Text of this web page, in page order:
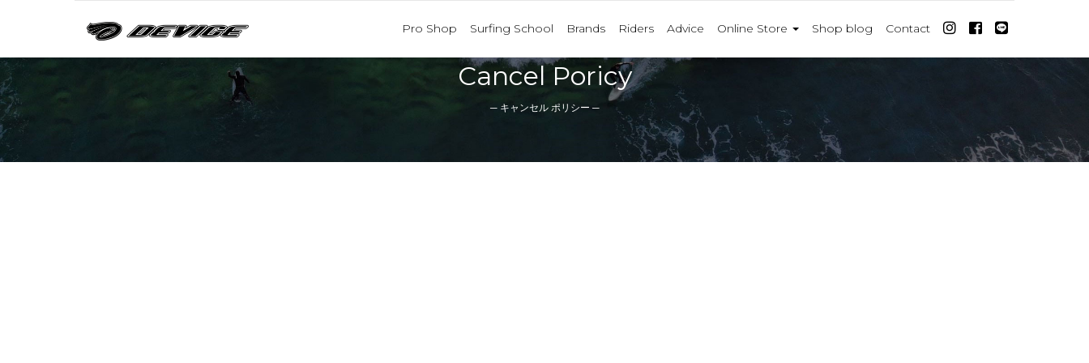
Pro Shop Surfing School Brands Riders Advice Online Store Shop blog Contact
Cancel Poricy
─ キャンセル ポリシー ─